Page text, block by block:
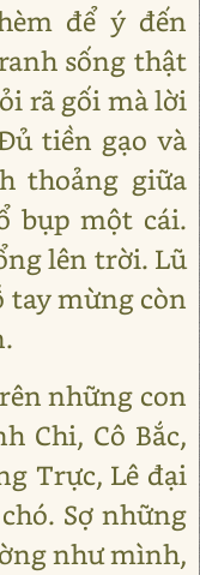
để ý đến
sống thật
rã gối mà lời
tiền gạo và
thoảng giữa
bụp một cái.
lên trời. Lũ
tay mừng còn
những con
Chi, Cô Bắc,
Trực, Lê đại
Sợ những
như mình,